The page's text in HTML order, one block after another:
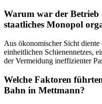
Warum war der Betrieb
staatliches Monopol
Aus ökonomischer Sicht diente
einheitlichen Schienennetzes,
der Vermeidung ineffizienter
Welche Faktoren
Bahn in Mettmann?